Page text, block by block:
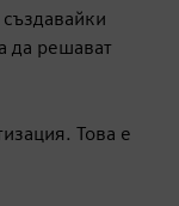
да решават
Това е